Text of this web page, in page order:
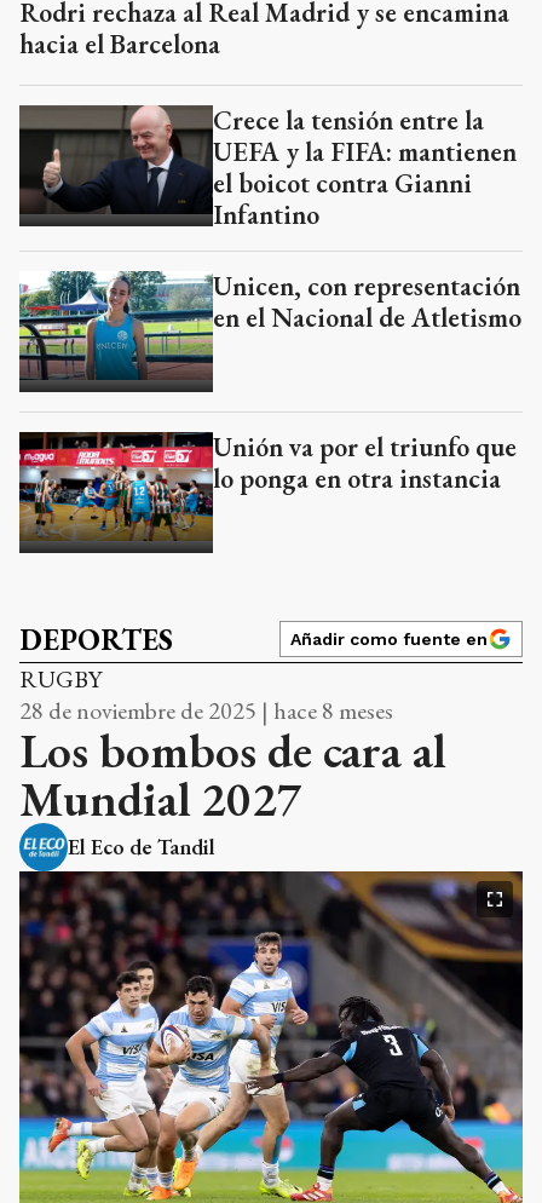
Rodri rechaza al Real Madrid y se encamina
hacia el Barcelona
Crece la tensión entre la
UEFA y la FIFA: mantienen
el boicot contra Gianni
Infantino
Unicen, con representación
en el Nacional de Atletismo
Unión va por el triunfo que
lo ponga en otra instancia
DEPORTES Añadir como fuente en
RUGBY
28 de noviembre de 2025 | hace 8 meses
Los bombos de cara al
Mundial 2027
El Eco de Tandil